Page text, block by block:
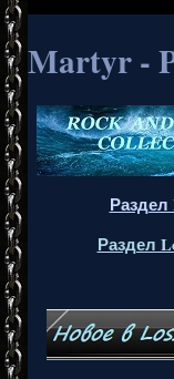
Martyr -
Раздел
Раздел